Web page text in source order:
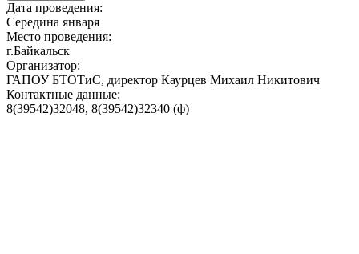
Дата проведения:
Середина января
Место проведения:
г.Байкальск
Организатор:
ГАПОУ БТОТиС, директор Каурцев Михаил Никитович
Контактные данные:
8(39542)32048, 8(39542)32340 (ф)